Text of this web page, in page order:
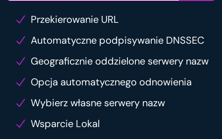
Przekierowanie URL
Automatyczne podpisywanie DNSSEC
Geograficznie oddzielone serwery nazw
Opcja automatycznego odnowienia
Wybierz własne serwery nazw
Wsparcie Lokal